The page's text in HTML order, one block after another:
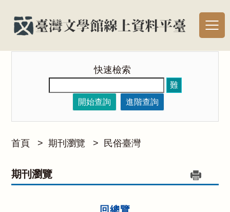
快速檢索
難
開始查詢
進階查詢
首頁 > 期刊瀏覽 > 民俗臺灣
期刊瀏覽
回總覽